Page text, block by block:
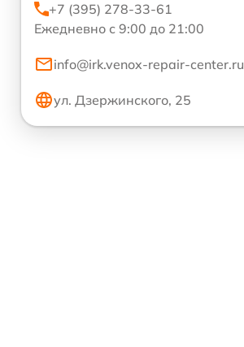
+7 (395) 278-33-61
Ежедневно с 9:00 до 21:00
info@irk.venox-repair-center.ru
ул. Дзержинского, 25